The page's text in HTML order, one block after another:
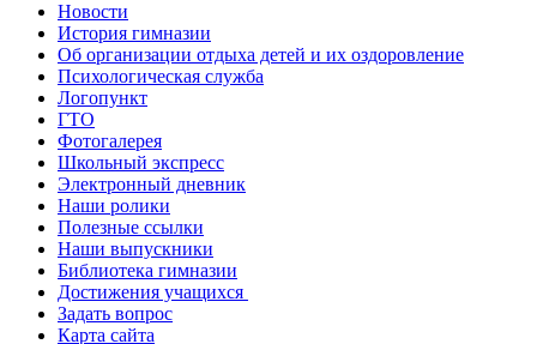
Новости
История гимназии
Об организации отдыха детей и их оздоровление
Психологическая служба
Логопункт
ГТО
Фотогалерея
Школьный экспресс
Электронный дневник
Наши ролики
Полезные ссылки
Наши выпускники
Библиотека гимназии
Достижения учащихся
Задать вопрос
Карта сайта